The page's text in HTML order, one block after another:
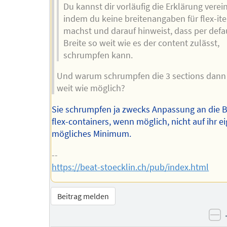
Du kannst dir vorläufig die Erklärung
indem du keine breitenangaben für flex-
machst und darauf hinweist, dass per
Breite so weit wie es der content zulässt,
schrumpfen kann.
Und warum schrumpfen die 3 sections
weit wie möglich?
Sie schrumpfen ja zwecks Anpassung an die
flex-containers, wenn möglich, nicht auf ihr
mögliches Minimum.
--
https://beat-stoecklin.ch/pub/index.html
Beitrag melden